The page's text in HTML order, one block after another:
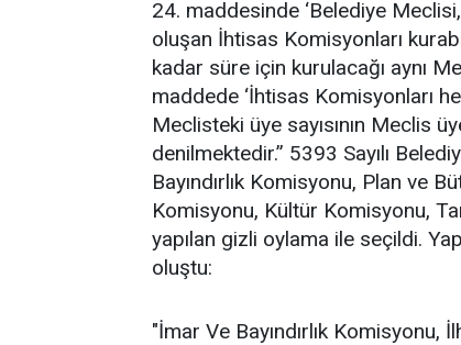
24. maddesinde ‘Belediye
oluşan İhtisas Komisyonları
kadar süre için kurulacağı aynı
maddede ‘İhtisas Komisyonları
Meclisteki üye sayısının Meclis
denilmektedir.” 5393 Sayılı
Bayındırlık Komisyonu, Plan ve
Komisyonu, Kültür Komisyonu,
yapılan gizli oylama ile seçildi.
oluştu:
"İmar Ve Bayındırlık